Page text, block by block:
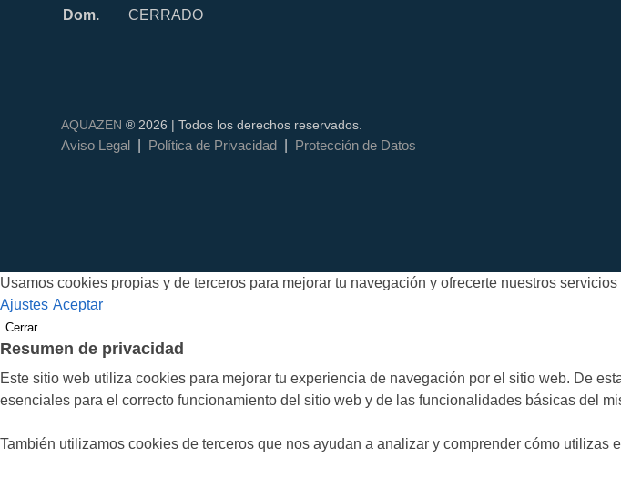
Dom.
CERRADO
AQUAZEN ® 2026 | Todos los derechos reservados.
Aviso Legal
Política de Privacidad Protección de Datos
Usamos cookies propias y de terceros para mejorar tu navegación y ofrecerte nuestros
Ajustes Aceptar
Cerrar
Resumen de privacidad
Este sitio web utiliza cookies para mejorar tu experiencia de navegación por el sitio web. De
esenciales para el correcto funcionamiento del sitio web y de las funcionalidades básicas del
También utilizamos cookies de terceros que nos ayudan a analizar y comprender cómo